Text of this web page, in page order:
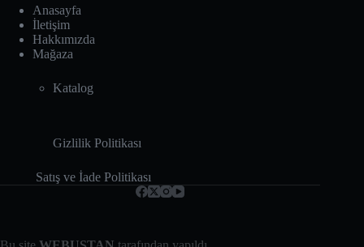
Anasayfa
İletişim
Hakkımızda
Mağaza
Katalog
Gizlilik Politikası
Satış ve İade Politikası